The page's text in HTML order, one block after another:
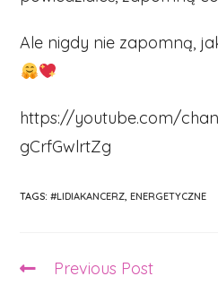
Ale nigdy nie zapomną,
https://youtube.com/
gCrfGwlrtZg
TAGS:#LIDIAKANCERZ, ENERGETYCZNE
Read
Previous Post